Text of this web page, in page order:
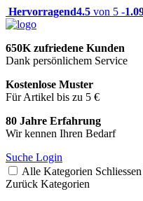
Hervorragend4.5 von 5 -
650K zufriedene Kunden
Dank persönlichem Service
Kostenlose Muster
Für Artikel bis zu 5 €
80 Jahre Erfahrung
Wir kennen Ihren Bedarf
Suche Login
Alle Kategorien Schliessen
Zurück Kategorien